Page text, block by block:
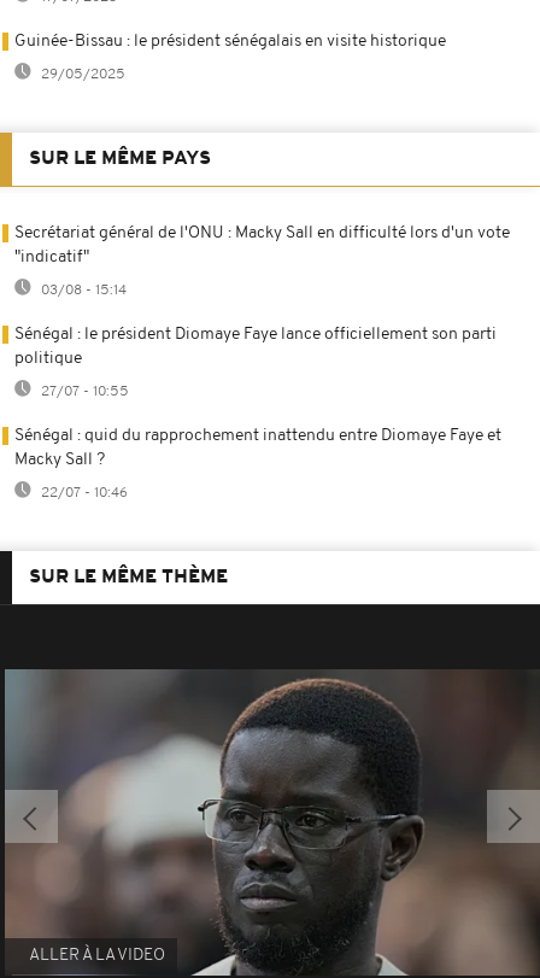
Guinée-Bissau : le président sénégalais en visite historique
29/05/2025
SUR LE MÊME PAYS
Secrétariat général de l'ONU : Macky Sall en difficulté lors d'un vote
"indicatif"
03/08 - 15:14
Sénégal : le président Diomaye Faye lance officiellement son parti
politique
27/07 - 10:55
Sénégal : quid du rapprochement inattendu entre Diomaye Faye et
Macky Sall ?
22/07 - 10:46
SUR LE MÊME THÈME
ALLER À LA VIDEO